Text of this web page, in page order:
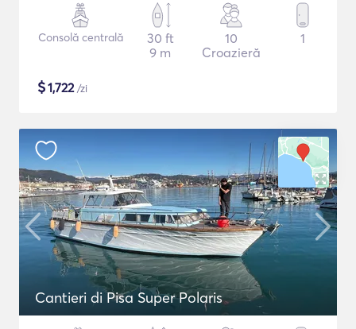
Consolă centrală
30 ft
9 m
10
Croazieră
1
$1,722/zi
Cantieri di Pisa Super Polaris